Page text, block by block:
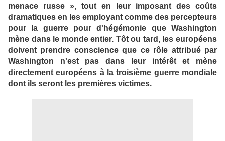
menace russe », tout en leur imposant des coûts
dramatiques en les employant comme des percepteurs
pour la guerre pour d'hégémonie que Washington
mène dans le monde entier. Tôt ou tard, les européens
doivent prendre conscience que ce rôle attribué par
Washington n'est pas dans leur intérêt et mène
directement européens à la troisième guerre mondiale
dont ils seront les premières victimes.